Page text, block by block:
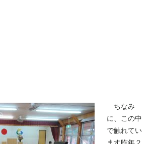
ちなみ
に、この中
で触れてい